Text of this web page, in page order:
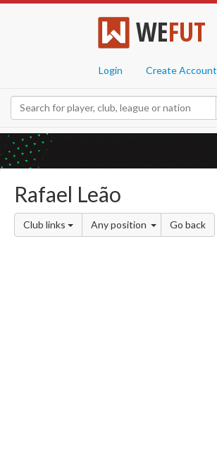
WEFUT
Login Create Account
Rafael Leão
Club links Any position Go back